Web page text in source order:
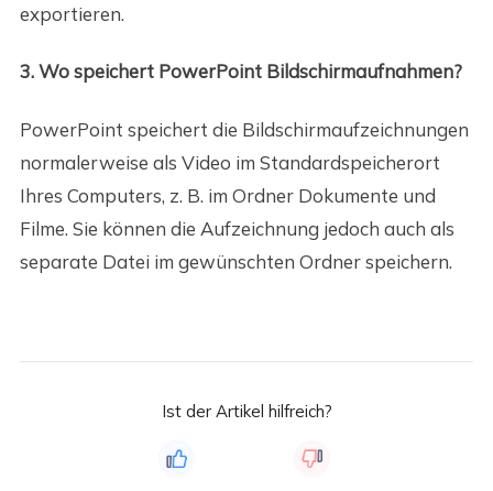
exportieren.
3. Wo speichert PowerPoint Bildschirmaufnahmen?
PowerPoint speichert die Bildschirmaufzeichnungen
normalerweise als Video im Standardspeicherort
Ihres Computers, z. B. im Ordner Dokumente und
Filme. Sie können die Aufzeichnung jedoch auch als
separate Datei im gewünschten Ordner speichern.
Ist der Artikel hilfreich?